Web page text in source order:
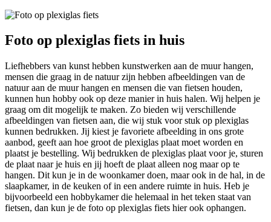
Foto op plexiglas fiets in huis
Liefhebbers van kunst hebben kunstwerken aan de muur hangen,
mensen die graag in de natuur zijn hebben afbeeldingen van de
natuur aan de muur hangen en mensen die van fietsen houden,
kunnen hun hobby ook op deze manier in huis halen. Wij helpen je
graag om dit mogelijk te maken. Zo bieden wij verschillende
afbeeldingen van fietsen aan, die wij stuk voor stuk op plexiglas
kunnen bedrukken. Jij kiest je favoriete afbeelding in ons grote
aanbod, geeft aan hoe groot de plexiglas plaat moet worden en
plaatst je bestelling. Wij bedrukken de plexiglas plaat voor je, sturen
de plaat naar je huis en jij hoeft de plaat alleen nog maar op te
hangen. Dit kun je in de woonkamer doen, maar ook in de hal, in de
slaapkamer, in de keuken of in een andere ruimte in huis. Heb je
bijvoorbeeld een hobbykamer die helemaal in het teken staat van
fietsen, dan kun je de foto op plexiglas fiets hier ook ophangen.